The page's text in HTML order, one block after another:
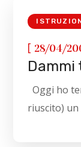
[ 28/04/
Dammi
Oggi ho
riuscito) un